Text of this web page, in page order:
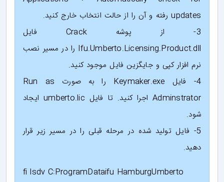
updates رفته و آن را از حالت انتخاب خارج کنید.
3- از پوشه Crack فایل
Ifu.Umberto.Licensing.Product.dll را در مسیر نصب
نرم افزار کپی و جایگزین فایل موجود کنید.
4- فایل Keymaker.exe را به صورت Run as
Adminstrator اجرا کنید. تا فایل umberto.lic ایجاد
شود.
5- فایل تولید شده در مرحله قبلی را در مسیر زیر قرار
دهید.
fi lsdv C:ProgramDataifu HamburgUmberto